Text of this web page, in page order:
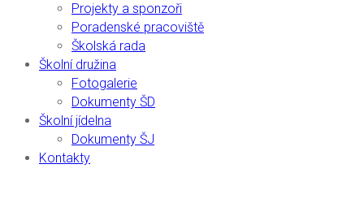
Projekty a sponzoři
Poradenské pracoviště
Školská rada
Školní družina
Fotogalerie
Dokumenty ŠD
Školní jídelna
Dokumenty ŠJ
Kontakty